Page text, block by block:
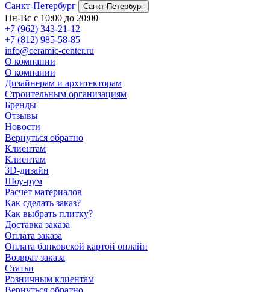
Санкт-Петербург
Санкт-Петербург
Пн-Вс с 10:00 до 20:00
+7 (962) 343-21-12
+7 (812) 985-58-85
info@ceramic-center.ru
О компании
О компании
Дизайнерам и архитекторам
Строительным организациям
Бренды
Отзывы
Новости
Вернуться обратно
Клиентам
Клиентам
3D-дизайн
Шоу-рум
Расчет материалов
Как сделать заказ?
Как выбрать плитку?
Доставка заказа
Оплата заказа
Оплата банковской картой онлайн
Возврат заказа
Статьи
Розничным клиентам
Вернуться обратно